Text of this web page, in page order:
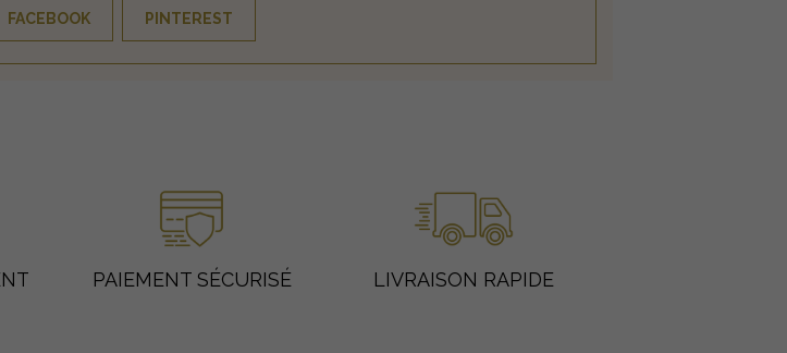
FACEBOOK PINTEREST
PAIEMENT SÉCURISÉ LIVRAISON RAPIDE